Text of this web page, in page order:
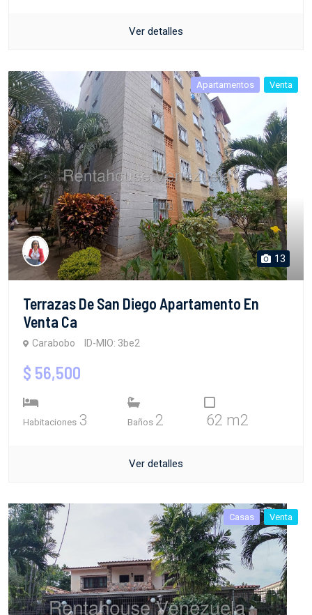
Ver detalles
Apartamentos Venta
13
Terrazas De San Diego Apartamento En
Venta Ca
Carabobo ID-MIO: 3be2
$ 56,500
Habitaciones 3 Baños 2 62 m2
Ver detalles
Casas Venta